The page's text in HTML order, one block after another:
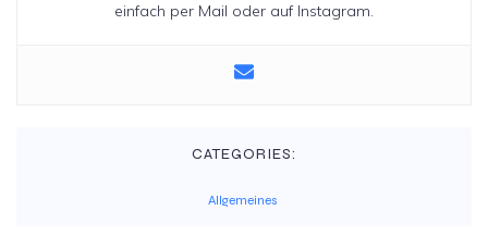
einfach per Mail oder auf Instagram.
CATEGORIES:
Allgemeines